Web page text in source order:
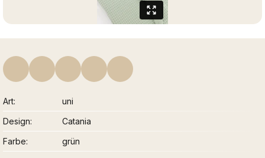
Art
uni
Design
Catania
Farbe
grün